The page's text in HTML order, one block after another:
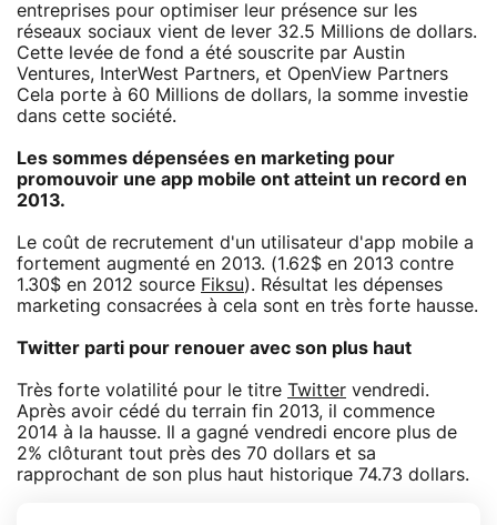
entreprises pour optimiser leur présence sur les
réseaux sociaux vient de lever 32.5 Millions de dollars.
Cette levée de fond a été souscrite par Austin
Ventures, InterWest Partners, et OpenView Partners
Cela porte à 60 Millions de dollars, la somme investie
dans cette société.
Les sommes dépensées en marketing pour
promouvoir une app mobile ont atteint un record en
2013.
Le coût de recrutement d'un utilisateur d'app mobile a
fortement augmenté en 2013. (1.62$ en 2013 contre
1.30$ en 2012 source Fiksu). Résultat les dépenses
marketing consacrées à cela sont en très forte hausse.
Twitter parti pour renouer avec son plus haut
Très forte volatilité pour le titre Twitter vendredi.
Après avoir cédé du terrain fin 2013, il commence
2014 à la hausse. Il a gagné vendredi encore plus de
2% clôturant tout près des 70 dollars et sa
rapprochant de son plus haut historique 74.73 dollars.